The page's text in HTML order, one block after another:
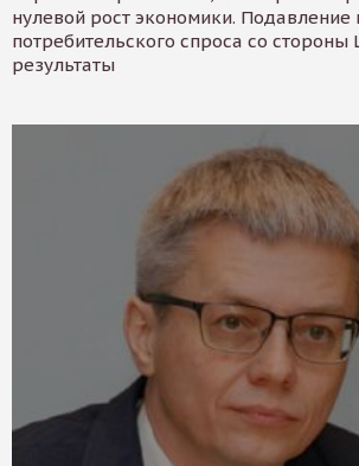
нулевой рост экономики. Подавление
потребительского спроса со
результаты